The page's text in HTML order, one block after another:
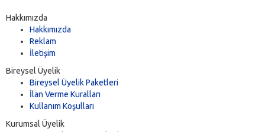
Hakkımızda
Hakkımızda
Reklam
İletişim
Bireysel Üyelik
Bireysel Üyelik Paketleri
İlan Verme Kuralları
Kullanım Koşulları
Kurumsal Üyelik